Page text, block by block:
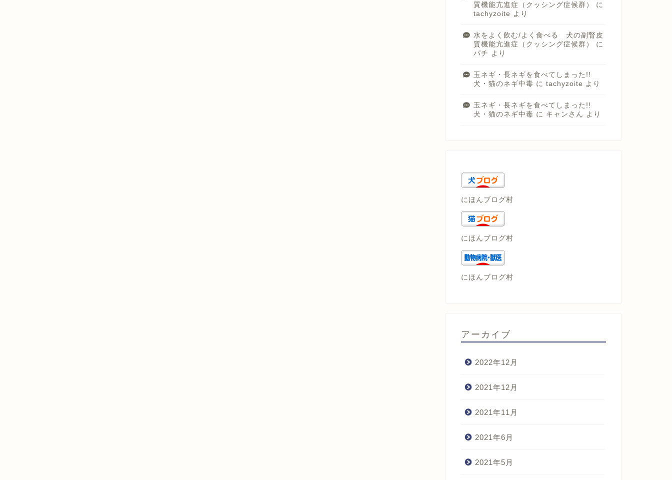
質機能亢進症（クッシング症候群）
に
tachyzoite より
水をよく飲む/よく食べる 犬の副腎皮
質機能亢進症（クッシング症候群）
に
パチ より
玉ネギ・長ネギを食べてしまった!!
犬・猫のネギ中毒 に tachyzoite より
玉ネギ・長ネギを食べてしまった!!
犬・猫のネギ中毒 に キャンさん より
にほんブログ村
にほんブログ村
にほんブログ村
アーカイブ
2022年12月
2021年12月
2021年11月
2021年6月
2021年5月